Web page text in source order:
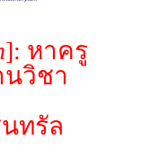
]: หาครู
วิชา
ทรัล